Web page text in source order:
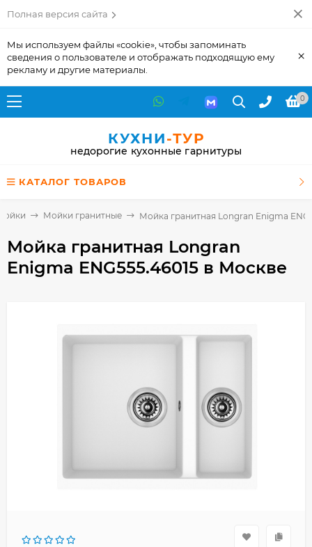
Полная версия сайта
Мы используем файлы «cookie», чтобы запоминать
сведения о пользователе и отображать подходящую ему
рекламу и другие материалы.
×
0
КУХНИ-ТУР
недорогие кухонные гарнитуры
КАТАЛОГ ТОВАРОВ
Мойки гранитные Мойка гранитная Longran Enigma
Мойка гранитная Longran
Enigma ENG555.46015 в Москве